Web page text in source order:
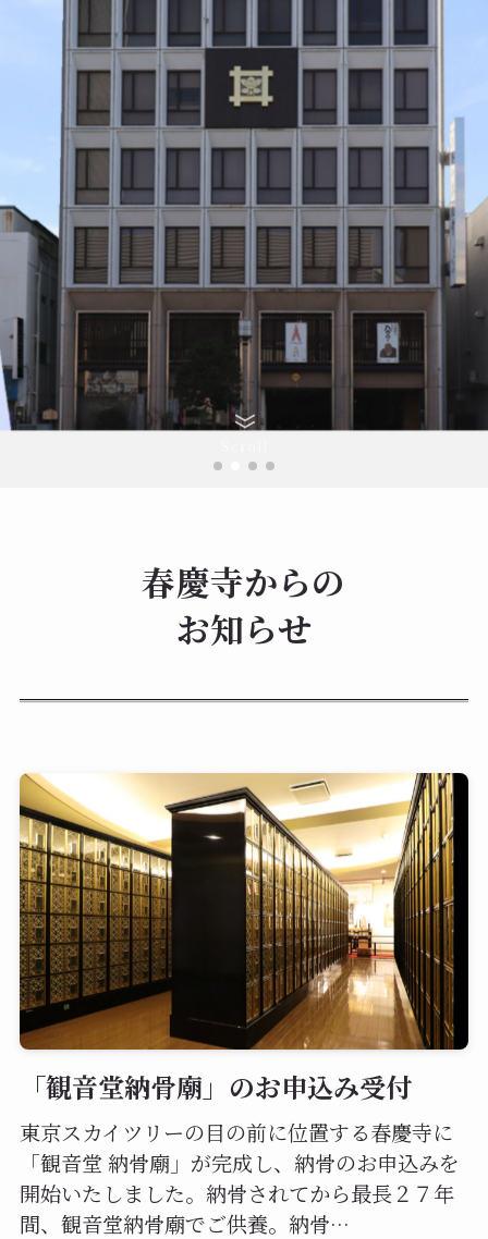
春慶寺からの
お知らせ
「観音堂納骨廟」のお申込み受付
東京スカイツリーの目の前に位置する春慶寺に
「観音堂 納骨廟」が完成し、納骨のお申込みを
開始いたしました。納骨されてから最長２７年
間、観音堂納骨廟でご供養。納骨…